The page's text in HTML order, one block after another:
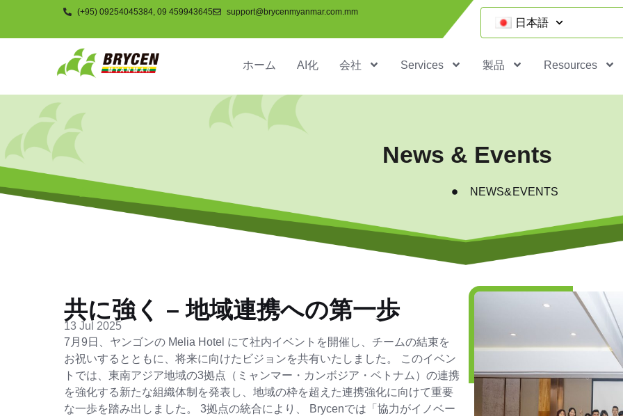
(+95) 09254045384, 09 459943645 support@brycenmyanmar.com.mm
日本語
ホーム AI化 会社 Services 製品 Resources
News & Events
NEWS&EVENTS
共に強く – 地域連携への第一歩
13 Jul 2025
7月9日、ヤンゴンの Melia Hotel にて社内イベントを開催し、チームの結束を
お祝いするとともに、将来に向けたビジョンを共有いたしました。 このイベン
トでは、東南アジア地域の3拠点（ミャンマー・カンボジア・ベトナム）の連携
を強化する新たな組織体制を発表し、地域の枠を超えた連携強化に向けて重要
な一歩を踏み出しました。 3拠点の統合により、 Brycenでは「協力がイノベー